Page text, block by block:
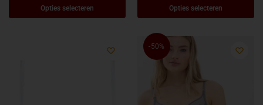
Opties selecteren Opties selecteren
-50%